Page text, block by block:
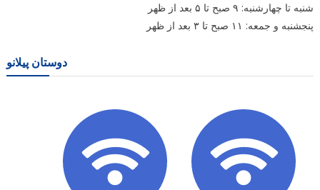
شنبه تا چهارشنبه: ۹ صبح تا ۵ بعد از ظهر
پنجشنبه و جمعه: ۱۱ صبح تا ۳ بعد از ظهر
دوستان پیلانو